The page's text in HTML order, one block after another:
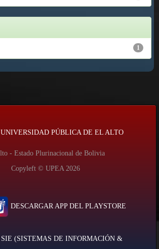
1
UNIVERSIDAD PÚBLICA DE EL ALTO
- Estado Plurinacional de Bolivia
Copyleft © UPEA 2026
DESCARGAR APP DEL PLAYSTORE
SIE (SISTEMAS DE INFORMACIÓN &